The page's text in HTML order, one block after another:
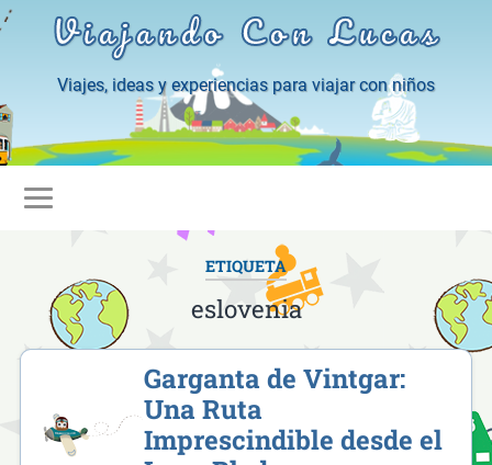
Viajando Con Lucas
Viajes, ideas y experiencias para viajar con niños
ETIQUETA
eslovenia
Garganta de Vintgar:
Una Ruta
Imprescindible desde el